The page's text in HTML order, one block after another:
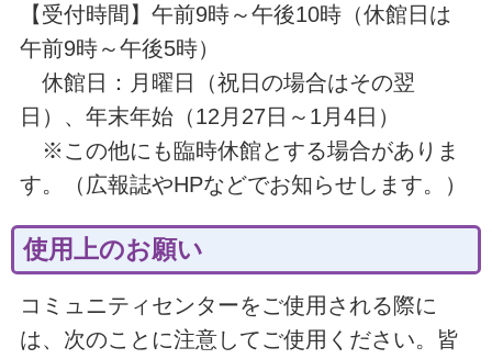
【受付時間】午前9時～午後10時（休館日は
午前9時～午後5時）
休館日：月曜日（祝日の場合はその翌
日）、年末年始（12月27日～1月4日）
※この他にも臨時休館とする場合がありま
す。（広報誌やHPなどでお知らせします。）
使用上のお願い
コミュニティセンターをご使用される際に
は、次のことに注意してご使用ください。皆